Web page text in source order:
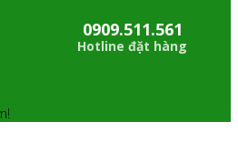
0909.511.561
Hotline đặt hàng